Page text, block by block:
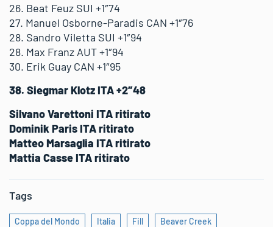
26. Beat Feuz SUI +1″74
27. Manuel Osborne-Paradis CAN +1″76
28. Sandro Viletta SUI +1″94
28. Max Franz AUT +1″94
30. Erik Guay CAN +1″95
38. Siegmar Klotz ITA +2″48
Silvano Varettoni ITA ritirato
Dominik Paris ITA ritirato
Matteo Marsaglia ITA ritirato
Mattia Casse ITA ritirato
Tags
Coppa del Mondo Italia Fill Beaver Creek